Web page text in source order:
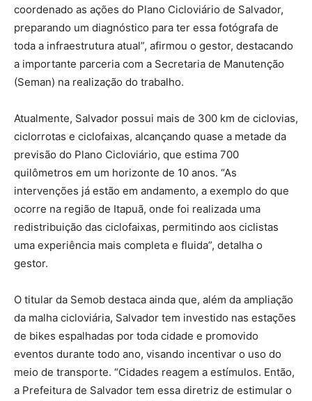
coordenado as ações do Plano Cicloviário de Salvador,
preparando um diagnóstico para ter essa fotógrafa de
toda a infraestrutura atual”, afirmou o gestor, destacando
a importante parceria com a Secretaria de Manutenção
(Seman) na realização do trabalho.
Atualmente, Salvador possui mais de 300 km de ciclovias,
ciclorrotas e ciclofaixas, alcançando quase a metade da
previsão do Plano Cicloviário, que estima 700
quilômetros em um horizonte de 10 anos. “As
intervenções já estão em andamento, a exemplo do que
ocorre na região de Itapuã, onde foi realizada uma
redistribuição das ciclofaixas, permitindo aos ciclistas
uma experiência mais completa e fluida”, detalha o
gestor.
O titular da Semob destaca ainda que, além da ampliação
da malha cicloviária, Salvador tem investido nas estações
de bikes espalhadas por toda cidade e promovido
eventos durante todo ano, visando incentivar o uso do
meio de transporte. “Cidades reagem a estímulos. Então,
a Prefeitura de Salvador tem essa diretriz de estimular o